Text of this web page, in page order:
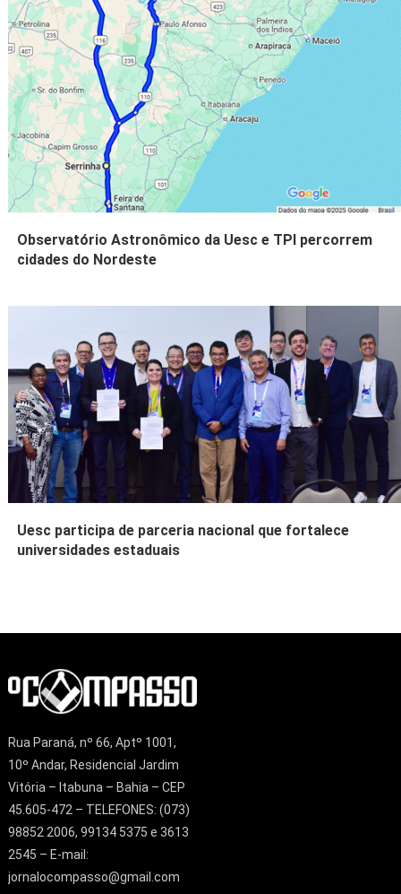
Observatório Astronômico da Uesc e TPI percorrem
cidades do Nordeste
Uesc participa de parceria nacional que fortalece
universidades estaduais
Rua Paraná, nº 66, Aptº 1001,
10º Andar, Residencial Jardim
Vitória – Itabuna – Bahia – CEP
45.605-472 – TELEFONES: (073)
98852 2006, 99134 5375 e 3613
2545 – E-mail:
jornalocompasso@gmail.com